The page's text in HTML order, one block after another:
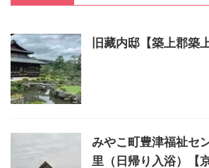
旧藏内邸【築上郡築
みやこ町豊津福祉セ
里（日帰り入浴）【